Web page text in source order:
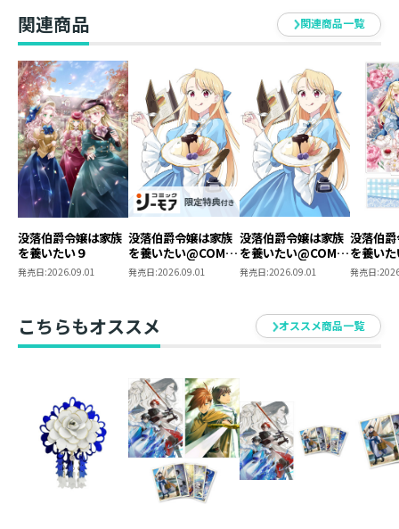
書籍体裁 ： 単行本・ソフトカバー
グッズ素材 ： アクリル
W85mm×H40mm（台座）
発行元 ： TOブックス
著 ： ミコタにう
イラスト ： 椎名咲月
クス第
購入セ
関連商品 関連商品一覧
没落伯爵令嬢は家族
を養いたい９
発売日:2026.09.01
没落伯爵令嬢は家族
を養いたい@COMIC
第4巻【シーモア限
発売日:2026.09.01
没落伯爵令嬢は家族
を養いたい@COMIC
第4巻
発売日:2026.09.01
没落伯
を養い
ルスタ
発売日:
こちらもオススメ オススメ商品一覧